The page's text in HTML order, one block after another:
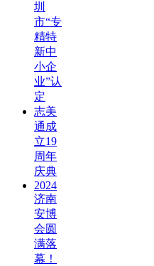
圳
市“专
精特
新中
小企
业”认
定
志美
通成
立19
周年
庆典
2024
济南
安博
会圆
满落
幕！